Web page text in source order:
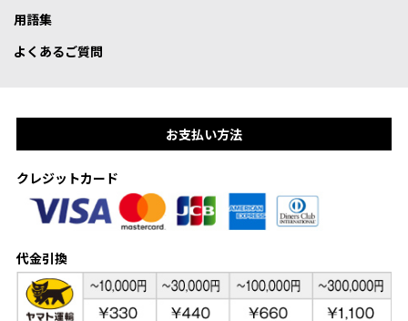
用語集
よくあるご質問
お支払い方法
クレジットカード
代金引換